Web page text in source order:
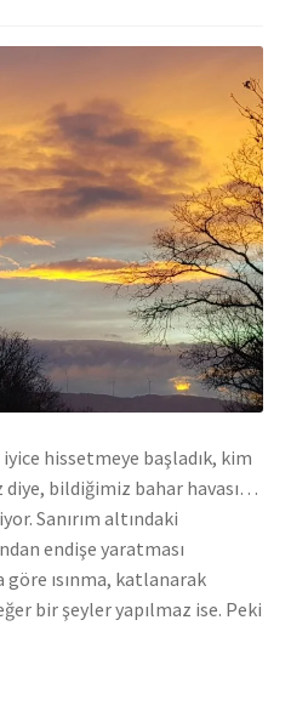
hissetmeye başladık, kim
diye, bildiğimiz bahar havası…
Sanırım altındaki
endişe yaratması
ısınma, katlanarak
bir şeyler yapılmaz ise. Peki